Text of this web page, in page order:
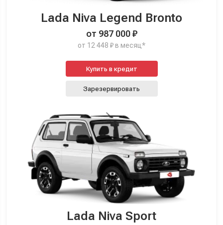
Lada Niva Legend Bronto
от 987 000 ₽
от 12 448 ₽ в месяц*
Купить в кредит
Зарезервировать
Lada Niva Sport